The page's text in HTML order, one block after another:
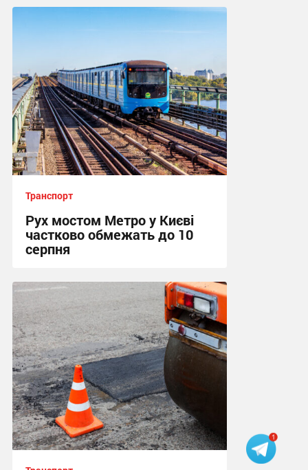
15:31, 7.08.2026
Транспорт
Рух мостом Метро у Києві
частково обмежать до 10
серпня